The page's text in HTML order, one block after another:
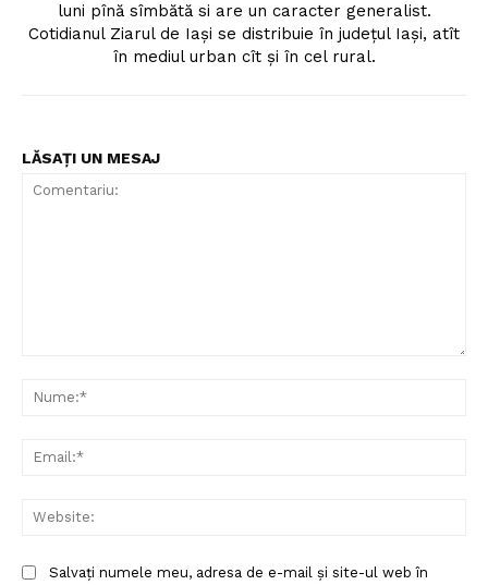
luni pînă sîmbătă si are un caracter generalist.
Cotidianul Ziarul de Iaşi se distribuie în judeţul Iaşi, atît
în mediul urban cît şi în cel rural.
LĂSAȚI UN MESAJ
Salvați numele meu, adresa de e-mail și site-ul web în